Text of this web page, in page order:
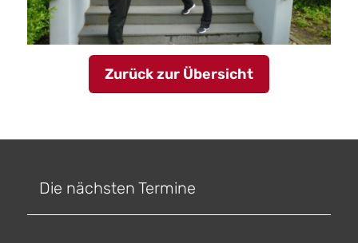
Zurück zur Übersicht
Die nächsten Termine